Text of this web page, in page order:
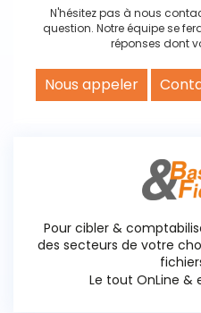
N'hésitez pas à nous
question. Notre équipe se
réponses dont
Nous appeler
Pour cibler &
des secteurs de votre
Le tout OnLine &